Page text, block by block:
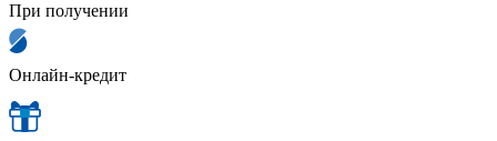
При получении
Онлайн-кредит